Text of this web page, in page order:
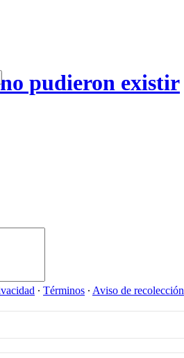
pudieron existir
∙ Términos ∙ Aviso de recolección